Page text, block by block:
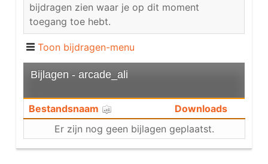
bijdragen zien waar je op dit moment
toegang toe hebt.
Toon bijdragen-menu
Bijlagen - arcade_ali
Bestandsnaam
Downloads
Er zijn nog geen bijlagen geplaatst.